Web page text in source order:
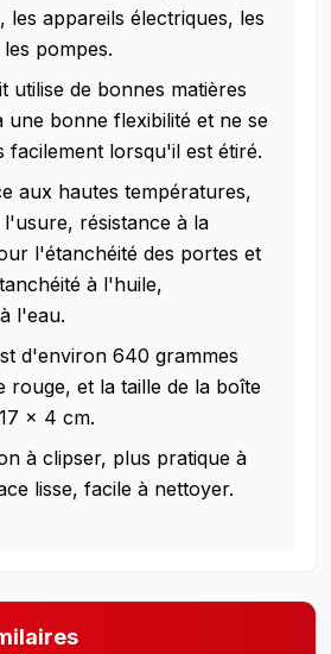
les appareils électriques, les
pompes.
utilise de bonnes matières
une bonne flexibilité et ne se
facilement lorsqu'il est étiré.
aux hautes températures,
l'usure, résistance à la
l'étanchéité des portes et
à l'huile,
l'eau.
d'environ 640 grammes
rouge, et la taille de la boîte
x 4 cm.
à clipser, plus pratique à
lisse, facile à nettoyer.